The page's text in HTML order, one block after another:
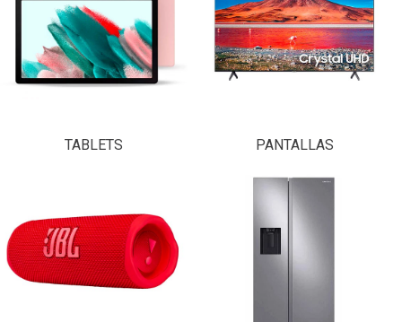
TABLETS PANTALLAS